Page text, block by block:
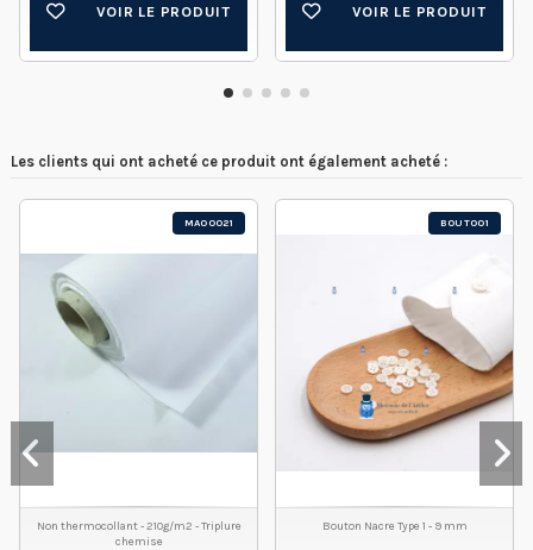
VOIR LE PRODUIT VOIR LE PRODUIT
Les clients qui ont acheté ce produit ont également acheté :
MA00021
Non thermocollant - 210g/m2 - Triplure
chemise
BOUT001
Bouton Nacre Type 1 - 9 mm